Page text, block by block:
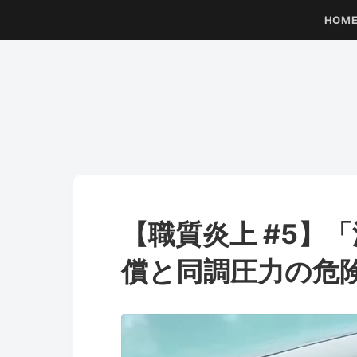
【職質炎上 #5】
償と同調圧力の危